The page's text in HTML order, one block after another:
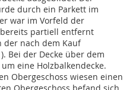
durch ein Parkett im
war im Vorfeld der
partiell entfernt
nach dem Kauf
Bei der Decke über dem
eine Holzbalkendecke.
Obergeschoss wiesen einen